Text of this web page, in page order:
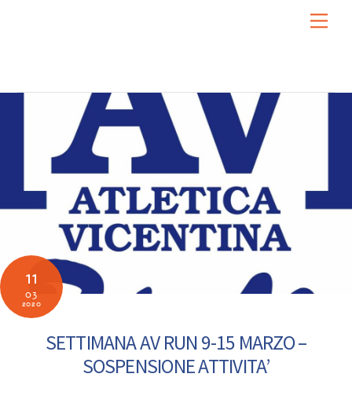
11
03
2020
SETTIMANA AV RUN 9-15 MARZO –
SOSPENSIONE ATTIVITA’